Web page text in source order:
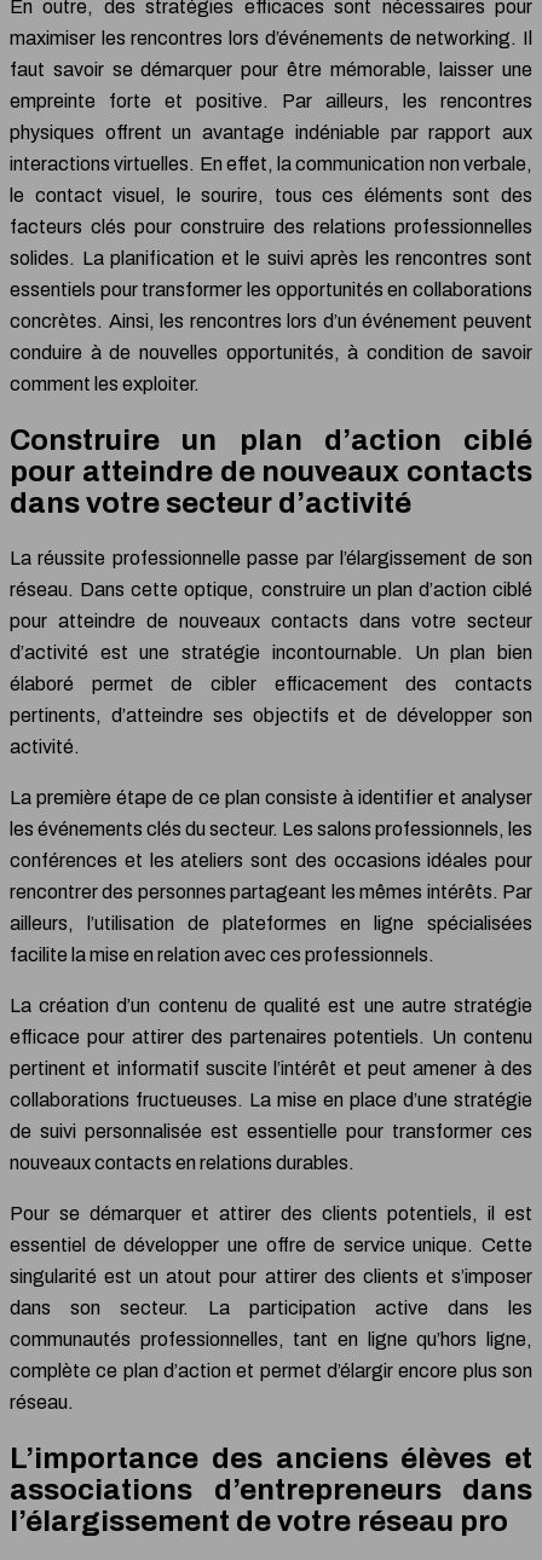
En outre, des stratégies efficaces sont nécessaires pour
maximiser les rencontres lors d’événements de networking. Il
faut savoir se démarquer pour être mémorable, laisser une
empreinte forte et positive. Par ailleurs, les rencontres
physiques offrent un avantage indéniable par rapport aux
interactions virtuelles. En effet, la communication non verbale,
le contact visuel, le sourire, tous ces éléments sont des
facteurs clés pour construire des relations professionnelles
solides. La planification et le suivi après les rencontres sont
essentiels pour transformer les opportunités en collaborations
concrètes. Ainsi, les rencontres lors d’un événement peuvent
conduire à de nouvelles opportunités, à condition de savoir
comment les exploiter.
Construire un plan d’action ciblé
pour atteindre de nouveaux contacts
dans votre secteur d’activité
La réussite professionnelle passe par l’élargissement de son
réseau. Dans cette optique, construire un plan d’action ciblé
pour atteindre de nouveaux contacts dans votre secteur
d’activité est une stratégie incontournable. Un plan bien
élaboré permet de cibler efficacement des contacts
pertinents, d’atteindre ses objectifs et de développer son
activité.
La première étape de ce plan consiste à identifier et analyser
les événements clés du secteur. Les salons professionnels, les
conférences et les ateliers sont des occasions idéales pour
rencontrer des personnes partageant les mêmes intérêts. Par
ailleurs, l’utilisation de plateformes en ligne spécialisées
facilite la mise en relation avec ces professionnels.
La création d’un contenu de qualité est une autre stratégie
efficace pour attirer des partenaires potentiels. Un contenu
pertinent et informatif suscite l’intérêt et peut amener à des
collaborations fructueuses. La mise en place d’une stratégie
de suivi personnalisée est essentielle pour transformer ces
nouveaux contacts en relations durables.
Pour se démarquer et attirer des clients potentiels, il est
essentiel de développer une offre de service unique. Cette
singularité est un atout pour attirer des clients et s’imposer
dans son secteur. La participation active dans les
communautés professionnelles, tant en ligne qu’hors ligne,
complète ce plan d’action et permet d’élargir encore plus son
réseau.
L’importance des anciens élèves et
associations d’entrepreneurs dans
l’élargissement de votre réseau pro